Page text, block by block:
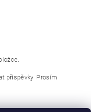
příspěvky. Prosím